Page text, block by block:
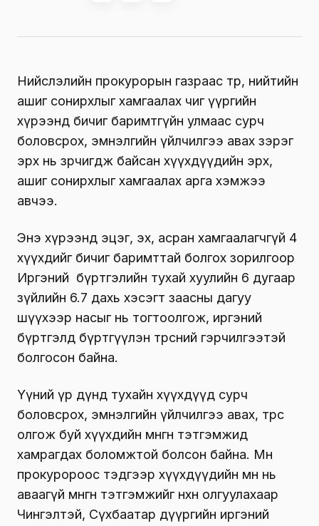
Нийслэлийн прокурорын газраас төр, нийтийн
ашиг сонирхлыг хамгаалах чиг үүргийн
хүрээнд бичиг баримтгүйн улмаас сурч
боловсрох, эмнэлгийн үйлчилгээ авах зэрэг
эрх нь зөрчигдөж байсан хүүхдүүдийн эрх,
ашиг сонирхлыг хамгаалах арга хэмжээ
авчээ.
Энэ хүрээнд эцэг, эх, асран хамгаалагчгүй 4
хүүхдийг бичиг баримттай болгох зорилгоор
Иргэний бүртгэлийн тухай хуулийн 6 дугаар
зүйлийн 6.7 дахь хэсэгт заасны дагуу
шүүхээр насыг нь тогтоолгож, иргэний
бүртгэлд бүртгүүлэн төрсний гэрчилгээтэй
болгосон байна.
Үүний үр дүнд тухайн хүүхдүүд сурч
боловсрох, эмнэлгийн үйлчилгээ авах, төрөөс
олгож буй хүүхдийн мөнгөн тэтгэмжид
хамрагдах боломжтой болсон байна. Мөн
прокуророос тэдгээр хүүхдүүдийн өмнө нь
аваагүй мөнгөн тэтгэмжийг нөхөн олгуулахаар
Чингэлтэй, Сүхбаатар дүүргийн иргэний